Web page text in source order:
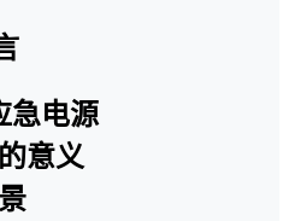
急电源
意义